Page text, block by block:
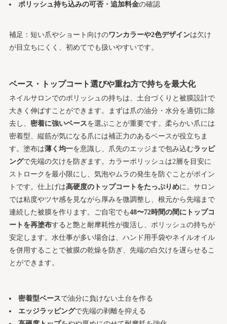
ポリッシュ持ち込みの可否・追加料金の確認
補足：短い爪やショート向けのワンカラーや2色デザインは欠け
が目立ちにくく、初めてでも扱いやすいです。
ベース・トップコート選びや重ね方で持ちを最大化
ネイルサロンでのポリッシュの持ちは、土台づくりと被膜設計で
大きく伸ばすことができます。まずは爪の油分・水分を適切に除
去し、 密着に強いベースを選ぶことが重要です。柔らかい爪には
密着型、縦筋が気になる爪には補正力のあるベースが役立ちま
す。塗布は薄く均一を意識し、爪先のエッジまで包み込むラッピ
ングで先端の欠けを防ぎます。カラーポリッシュは2層を目安に
ストロークを最小限にし、気泡やムラの発生を防ぐことがポイン
トです。仕上げは高硬度のトップコートをたっぷりめに。サロン
では粘度やツヤ感を見ながら厚みを微調整し、根元から先端まで
連続した被膜を作ります。ご自宅でも48〜72時間の間にトップコ
ートを再塗布すると艶と耐摩耗性が復活し、ポリッシュの持ちが
安定します。水仕事が多い場合は、ハンド用手袋やネイルオイル
を併用することで被膜の乾燥を防ぎ、先端の白欠けを遅らせるこ
とができます。
密着型ベースで油分に負けない土台を作る
エッジラッピングで先端の剥離を抑える